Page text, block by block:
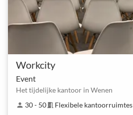
Workcity
Event
Het tijdelijke kantoor in Wenen
person 30 - 50meeting_room Flexibele kantoorruimtes